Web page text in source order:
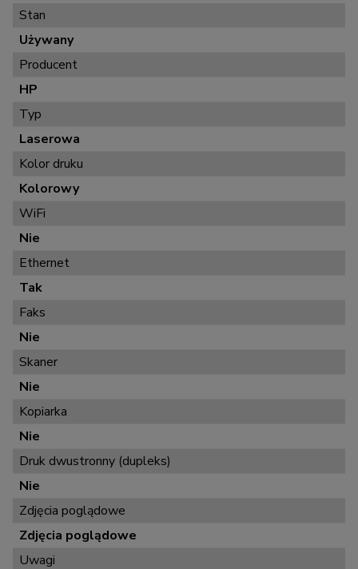
Stan
Używany
Producent
HP
Typ
Laserowa
Kolor druku
Kolorowy
WiFi
Nie
Ethernet
Tak
Faks
Nie
Skaner
Nie
Kopiarka
Nie
Druk dwustronny (dupleks)
Nie
Zdjęcia poglądowe
Zdjęcia poglądowe
Uwagi